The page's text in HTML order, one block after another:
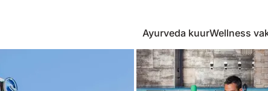
Ayurveda kuurWellness